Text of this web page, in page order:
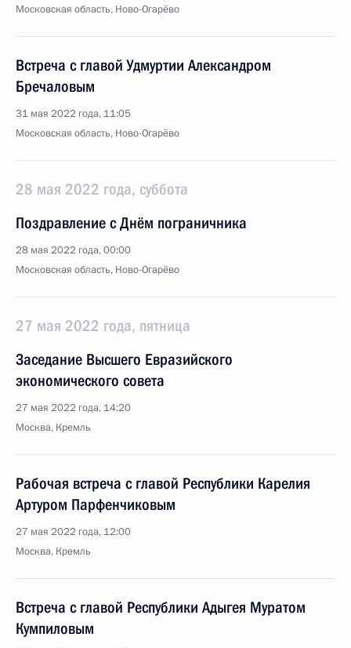
Московская область, Ново-Огарёво
Встреча с главой Удмуртии Александром
Бречаловым
31 мая 2022 года, 11:05
Московская область, Ново-Огарёво
28 мая 2022 года, суббота
Поздравление с Днём пограничника
28 мая 2022 года, 00:00
Московская область, Ново-Огарёво
27 мая 2022 года, пятница
Заседание Высшего Евразийского
экономического совета
27 мая 2022 года, 14:20
Москва, Кремль
Рабочая встреча с главой Республики Карелия
Артуром Парфенчиковым
27 мая 2022 года, 12:00
Москва, Кремль
Встреча с главой Республики Адыгея Муратом
Кумпиловым